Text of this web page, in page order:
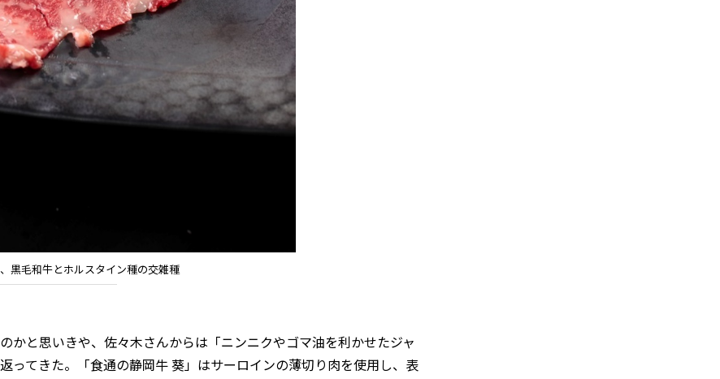
黒毛和牛とホルスタイン種の交雑種
と思いきや、佐々木さんからは「ニンニクやゴマ油を利かせたジャ
ってきた。「食通の静岡牛 葵」はサーロインの薄切り肉を使用し、表